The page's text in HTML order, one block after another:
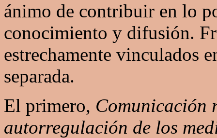
ánimo de contribuir en lo
conocimiento y difusión.
estrechamente vinculados
separada.
El primero, Comunicación
autorregulación de los